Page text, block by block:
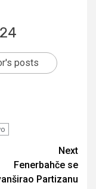
posts
Next
Fenerbahče se
Partizanu